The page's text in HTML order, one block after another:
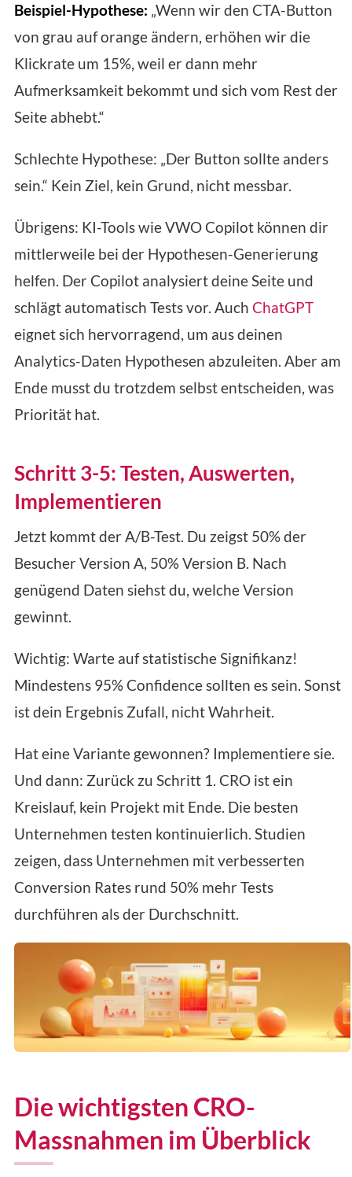
Beispiel-Hypothese: „Wenn wir den CTA-Button
von grau auf orange ändern, erhöhen wir die
Klickrate um 15%, weil er dann mehr
Aufmerksamkeit bekommt und sich vom Rest der
Seite abhebt.“
Schlechte Hypothese: „Der Button sollte anders
sein.“ Kein Ziel, kein Grund, nicht messbar.
Übrigens: KI-Tools wie VWO Copilot können dir
mittlerweile bei der Hypothesen-Generierung
helfen. Der Copilot analysiert deine Seite und
schlägt automatisch Tests vor. Auch ChatGPT
eignet sich hervorragend, um aus deinen
Analytics-Daten Hypothesen abzuleiten. Aber am
Ende musst du trotzdem selbst entscheiden, was
Priorität hat.
Schritt 3-5: Testen, Auswerten,
Implementieren
Jetzt kommt der A/B-Test. Du zeigst 50% der
Besucher Version A, 50% Version B. Nach
genügend Daten siehst du, welche Version
gewinnt.
Wichtig: Warte auf statistische Signifikanz!
Mindestens 95% Confidence sollten es sein. Sonst
ist dein Ergebnis Zufall, nicht Wahrheit.
Hat eine Variante gewonnen? Implementiere sie.
Und dann: Zurück zu Schritt 1. CRO ist ein
Kreislauf, kein Projekt mit Ende. Die besten
Unternehmen testen kontinuierlich. Studien
zeigen, dass Unternehmen mit verbesserten
Conversion Rates rund 50% mehr Tests
durchführen als der Durchschnitt.
Die wichtigsten CRO-
Massnahmen im Überblick